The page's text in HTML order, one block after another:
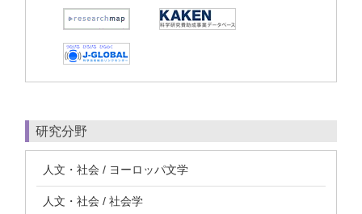
研究分野
人文・社会 / ヨーロッパ文学
人文・社会 / 社会学